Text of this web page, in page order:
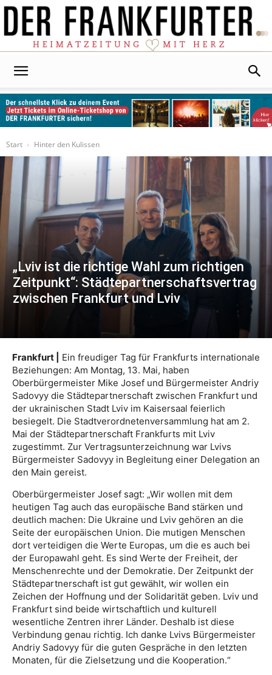
Start
Hinter den Kulissen
„Lviv ist die richtige Wahl zum richtigen
Zeitpunkt“: Städtepartnerschaftsvertrag
zwischen Frankfurt und Lviv
Frankfurt |
Ein freudiger Tag für Frankfurts internationale
Beziehungen: Am Montag, 13. Mai, haben
Oberbürgermeister Mike Josef und Bürgermeister Andriy
Sadovyy die Städtepartnerschaft zwischen Frankfurt und
der ukrainischen Stadt Lviv im Kaisersaal feierlich
besiegelt. Die Stadtverordnetenversammlung hat am 2.
Mai der Städtepartnerschaft Frankfurts mit Lviv
zugestimmt. Zur Vertragsunterzeichnung war Lvivs
Bürgermeister Sadovyy in Begleitung einer Delegation an
den Main gereist.
Oberbürgermeister Josef sagt: „Wir wollen mit dem
heutigen Tag auch das europäische Band stärken und
deutlich machen: Die Ukraine und Lviv gehören an die
Seite der europäischen Union. Die mutigen Menschen
dort verteidigen die Werte Europas, um die es auch bei
der Europawahl geht. Es sind Werte der Freiheit, der
Menschenrechte und der Demokratie. Der Zeitpunkt der
Städtepartnerschaft ist gut gewählt, wir wollen ein
Zeichen der Hoffnung und der Solidarität geben. Lviv und
Frankfurt sind beide wirtschaftlich und kulturell
wesentliche Zentren ihrer Länder. Deshalb ist diese
Verbindung genau richtig. Ich danke Lvivs Bürgermeister
Andriy Sadovyy für die guten Gespräche in den letzten
Monaten, für die Zielsetzung und die Kooperation.“